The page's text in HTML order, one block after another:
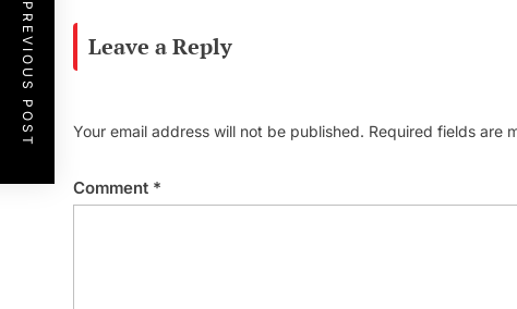
Leave a Reply
Your email address will not be published. Required fields are
Comment *
PREVIOUS POST